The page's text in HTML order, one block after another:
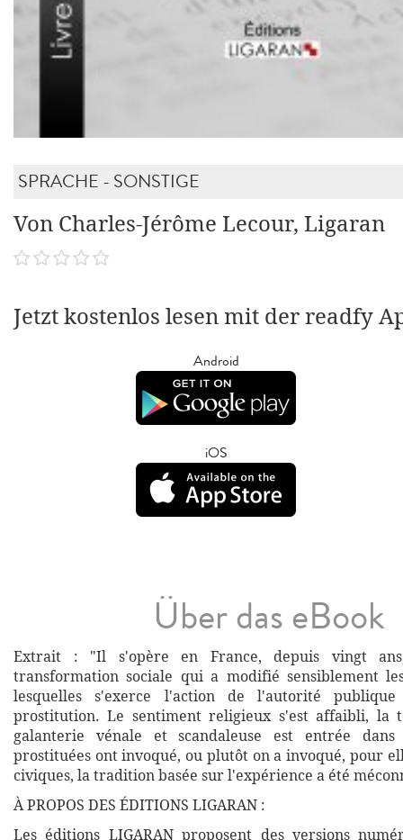
SPRACHE - SONSTIGE
Von Charles-Jérôme Lecour, Ligaran
Jetzt kostenlos lesen mit der readfy
Android
iOS
Über das eBook
Extrait : "Il s'opère en France, depuis vingt
transformation sociale qui a modifié sensiblement
lesquelles s'exerce l'action de l'autorité
prostitution. Le sentiment religieux s'est affaibli, la
galanterie vénale et scandaleuse est entrée
prostituées ont invoqué, ou plutôt on a invoqué, pour
civiques, la tradition basée sur l'expérience a été
À PROPOS DES ÉDITIONS LIGARAN :
Les éditions LIGARAN proposent des versions